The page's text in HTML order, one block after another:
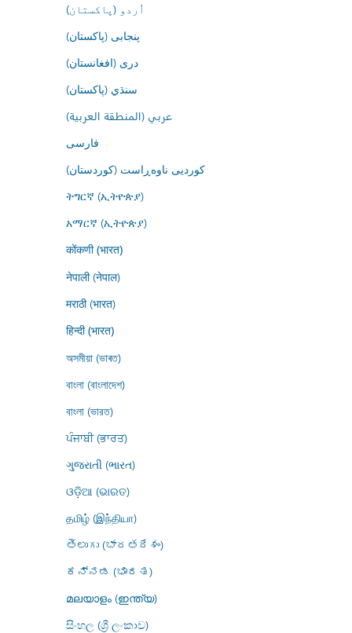
اُردو (پاکستان)
پنجابی (پاکستان)
درى (افغانستان)
سنڌي (پاکستان)
عربي (المنطقة العربية)
فارسى
کوردیی ناوەڕاست (کوردستان)
ትግርኛ (ኢትዮጵያ)
አማርኛ (ኢትዮጵያ)
कोंकणी (भारत)
नेपाली (नेपाल)
मराठी (भारत)
हिन्दी (भारत)
অসমীয়া (ভাৰত)
বাংলা (বাংলাদেশ)
বাংলা (ভারত)
ਪੰਜਾਬੀ (ਭਾਰਤ)
ગુજરાતી (ભારત)
ଓଡ଼ିଆ (ଭାରତ)
தமிழ் (இந்தியா)
తెలుగు (భారతదేశం)
ಕನ್ನಡ (ಭಾರತ)
മലയാളം (ഇന്ത്യ)
සිංහල (ශ්‍රී ලංකාව)